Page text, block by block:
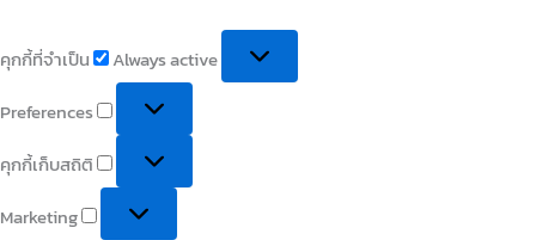
คุกกี้ที่จำเป็น
Always active
Preferences
คุกกี้เก็บสถิติ
Marketing